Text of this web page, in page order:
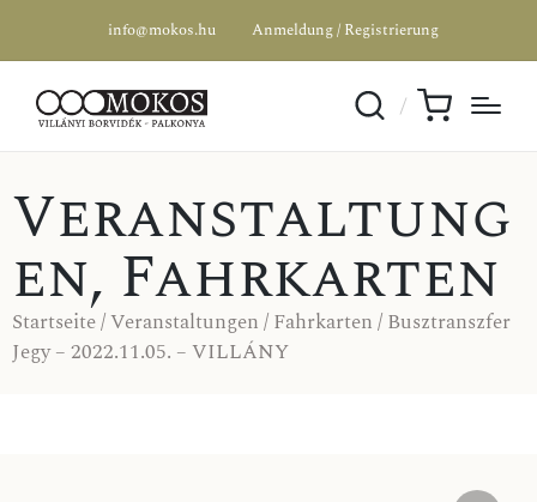
info@mokos.hu Anmeldung / Registrierung
Veranstaltung
en, Fahrkarten
Startseite/Veranstaltungen/Fahrkarten/ Busztranszfer
Jegy – 2022.11.05. – VILLÁNY